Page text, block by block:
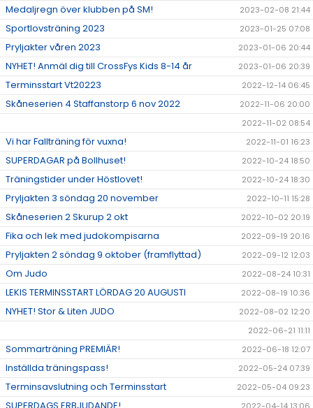
Medaljregn över klubben på SM! 2023-02-08 21:44
Sportlovsträning 2023 2023-01-25 07:08
Pryljakter våren 2023 2023-01-06 20:44
NYHET! Anmäl dig till CrossFys Kids 8-14 år 2023-01-06 20:39
Terminsstart Vt20223 2022-12-14 06:45
Skåneserien 4 Staffanstorp 6 nov 2022
2022-11-06 20:00
2022-11-02 08:54
Vi har Fallträning för vuxna! 2022-11-01 16:23
SUPERDAGAR på Bollhuset! 2022-10-24 18:50
Träningstider under Höstlovet! 2022-10-24 18:30
Pryljakten 3 söndag 20 november 2022-10-11 15:28
Skåneserien 2 Skurup 2 okt 2022-10-02 20:19
Fika och lek med judokompisarna 2022-09-19 20:16
Pryljakten 2 söndag 9 oktober (framflyttad) 2022-09-12 12:03
Om Judo 2022-08-24 10:31
LEKIS TERMINSSTART LÖRDAG 20 AUGUSTI 2022-08-19 10:36
NYHET! Stor & Liten JUDO
2022-08-02 12:20
2022-06-21 11:11
Sommarträning PREMIÄR! 2022-06-18 12:07
Inställda träningspass! 2022-05-24 07:39
Terminsavslutning och Terminsstart 2022-05-04 09:23